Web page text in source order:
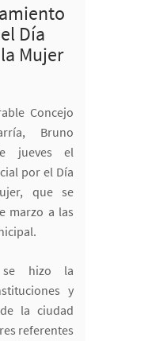
Día
Mujer
Concejo
Bruno
jueves el
por el Día
que se
marzo a las
se hizo la
y
la ciudad
referentes